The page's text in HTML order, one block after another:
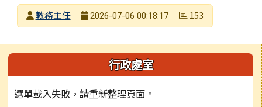
發布者
教務主任
2026-07-06 00:18:17 153
左邊區域內容 行政處室
選單載入失敗，請重新整理頁面。